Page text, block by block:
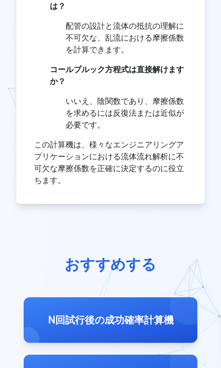
は？
配管の設計と流体の抵抗の理解に
不可欠な、乱流における摩擦係数
を計算できます。
コールブルック方程式は直接解けます
か？
いいえ、陰関数であり、摩擦係数
を求めるには反復法または近似が
必要です。
この計算機は、様々なエンジニアリングア
プリケーションにおける流体流れ解析に不
可欠な摩擦係数を正確に決定するのに役立
ちます。
おすすめする
N回試行後の成功確率計算機